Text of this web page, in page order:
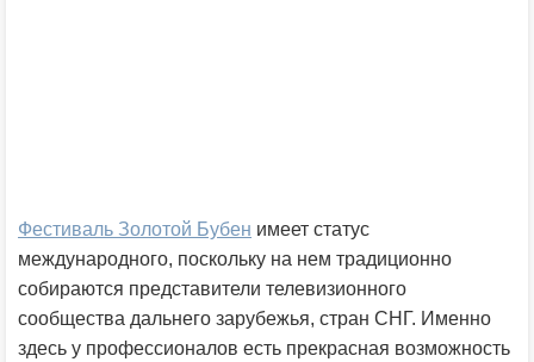
Фестиваль Золотой Бубен имеет статус
международного, поскольку на нем традиционно
собираются представители телевизионного
сообщества дальнего зарубежья, стран СНГ. Именно
здесь у профессионалов есть прекрасная возможность